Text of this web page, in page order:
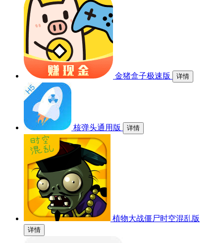
金猪盒子极速版 详情
核弹头通用版 详情
植物大战僵尸时空混乱版
详情